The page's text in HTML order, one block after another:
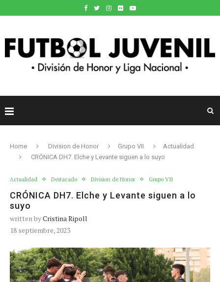
Home Division de Honor Grupo VII
Actualidad
CRÓNICA DH7. Elche y Levante siguen a lo suyo
Actualidad Destacado Division de Honor Grupo VII
CRÓNICA DH7. Elche y Levante siguen a lo
suyo
written byCristina Ripoll
18 septiembre, 2023